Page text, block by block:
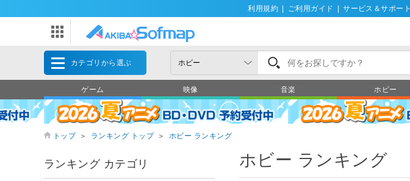
利用規約 ご利用ガイド サービス＆サポート
カテゴリから選ぶ
ゲーム 映像 音楽 ホビー
トップ ＞ ランキング トップ ＞ ホビー ランキング
ホビー ランキング
ランキング カテゴリ